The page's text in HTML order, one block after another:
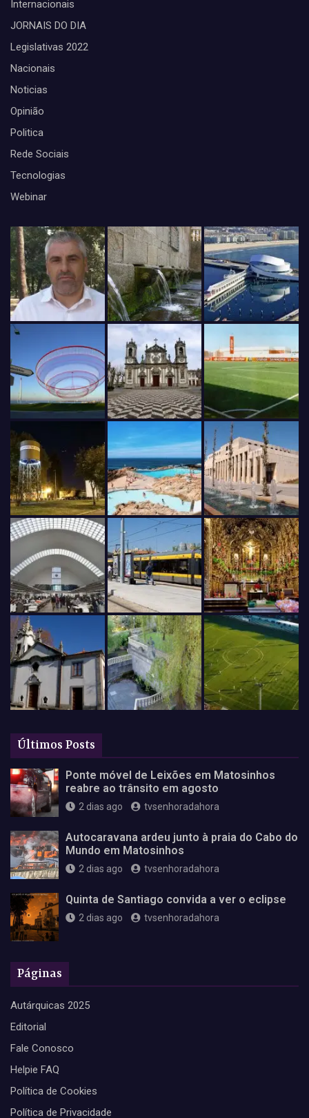
Internacionais
JORNAIS DO DIA
Legislativas 2022
Nacionais
Noticias
Opinião
Politica
Rede Sociais
Tecnologias
Webinar
Últimos Posts
Ponte móvel de Leixões em Matosinhos
reabre ao trânsito em agosto
2 dias ago tvsenhoradahora
Autocaravana ardeu junto à praia do Cabo do
Mundo em Matosinhos
2 dias ago tvsenhoradahora
Quinta de Santiago convida a ver o eclipse
2 dias ago tvsenhoradahora
Páginas
Autárquicas 2025
Editorial
Fale Conosco
Helpie FAQ
Política de Cookies
Política de Privacidade